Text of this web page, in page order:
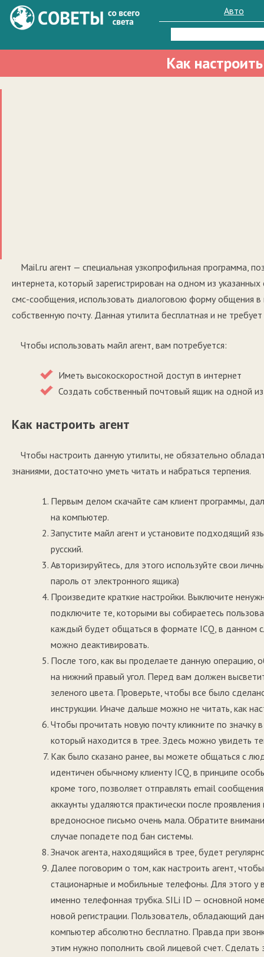
Авто
Найти:
Как
Mail.ru агент — специальная узкопрофильная программа,
интернета, который зарегистрирован на одном из
смс-сообщения, использовать диалоговою форму общения в
собственную почту. Данная утилита бесплатная и не
Чтобы использовать майл агент, вам потребуется:
Иметь высокоскоростной доступ в интернет
Создать собственный почтовый ящик на одной из
Как настроить агент
Чтобы настроить данную утилиты, не обязательно
знаниями, достаточно уметь читать и набраться терпения.
Первым делом скачайте сам клиент программы,
на компьютер.
Запустите майл агент и установите подходящий
русский.
Авторизируйтесь, для этого используйте свои
пароль от электронного ящика)
Произведите краткие настройки. Выключите
подключите те, которыми вы собираетесь
каждый будет общаться в формате ICQ, в данном
можно деактивировать.
После того, как вы проделаете данную операцию,
на нижний правый угол. Перед вам должен
зеленого цвета. Проверьте, чтобы все было
инструкции. Иначе дальше можно не читать, как
Чтобы прочитать новую почту кликните по значку
который находится в трее. Здесь можно увидеть
Как было сказано ранее, вы можете общаться с
идентичен обычному клиенту ICQ, в принципе
кроме того, позволяет отправлять email
аккаунты удаляются практически после
вредоносное письмо очень мала. Обратите
случае попадете под бан системы.
Значок агента, находящийся в трее, будет
Далее поговорим о том, как настроить агент,
стационарные и мобильные телефоны. Для этого у
именно телефонная трубка. SILi ID — основной
новой регистрации. Пользователь, обладающий
компьютер абсолютно бесплатно. Правда при
этим нужно пополнить свой лицевой счет.